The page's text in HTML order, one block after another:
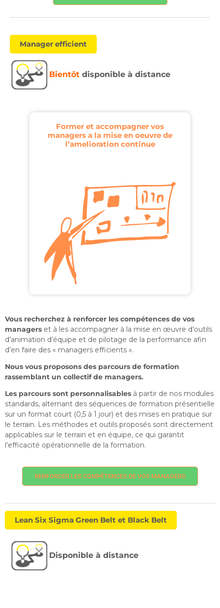
Manager efficient
Bientôt disponible à distance
Former et accompagner vos
managers a la mise en oeuvre de
l’amelioration continue
Vous recherchez à renforcer les compétences de vos
managers et à les accompagner à la mise en œuvre d’outils
d’animation d’équipe et de pilotage de la performance afin
d’en faire des « managers efficients ».
Nous vous proposons des parcours de formation
rassemblant un collectif de managers.
Les parcours sont personnalisables à partir de nos modules
standards, alternant des séquences de formation présentielle
sur un format court (0,5 à 1 jour) et des mises en pratique sur
le terrain. Les méthodes et outils proposés sont directement
applicables sur le terrain et en équipe, ce qui garantit
l’efficacité opérationnelle de la formation.
RENFORCER LES COMPÉTENCES DE VOS MANAGERS
Lean Six Sigma Green Belt et Black Belt
Disponible à distance